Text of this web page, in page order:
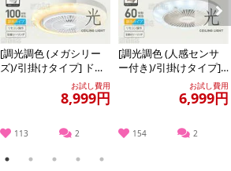
[調光調色 (メガシリー
ズ)/引掛けタイプ] ドウ
シシャ/サーキュライト
お試し費用
8,999円
113 2
[調光調色 (人感センサ
ー付き)/引掛けタイプ]
ドウシシャ/サーキュラ
お試し費用
6,999円
154 2
Next
1 2 3 4 5